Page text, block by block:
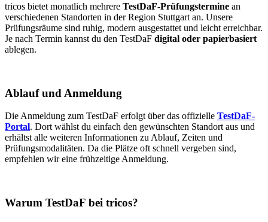
tricos bietet monatlich mehrere TestDaF-Prüfungstermine an
verschiedenen Standorten in der Region Stuttgart an. Unsere
Prüfungsräume sind ruhig, modern ausgestattet und leicht erreichbar.
Je nach Termin kannst du den TestDaF digital oder papierbasiert
ablegen.
Ablauf und Anmeldung
Die Anmeldung zum TestDaF erfolgt über das offizielle TestDaF-
Portal. Dort wählst du einfach den gewünschten Standort aus und
erhältst alle weiteren Informationen zu Ablauf, Zeiten und
Prüfungsmodalitäten. Da die Plätze oft schnell vergeben sind,
empfehlen wir eine frühzeitige Anmeldung.
Warum TestDaF bei tricos?